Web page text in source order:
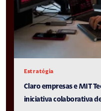
Estratégia
Claro empresas e MIT
iniciativa colaborativa de